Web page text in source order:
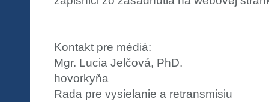
Kontakt pre médiá:
Mgr. Lucia Jelčová, PhD.
hovorkyňa
Rada pre vysielanie a retransmisiu